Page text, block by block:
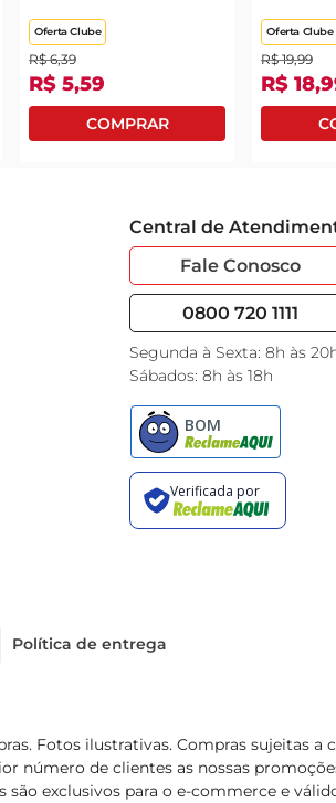
Oferta Clube
R$ 6,39
R$ 5,59
Mais
Oferta Clube
R$ 19,99
R$ 18,
Central de
Fale Conosco
0800 720 1111
Segunda à Sexta: 8h às
Sábados: 8h às 18h
Política de entrega
Fotos ilustrativas. Compras sujeitas a
número de clientes as nossas
exclusivos para o e-commerce e